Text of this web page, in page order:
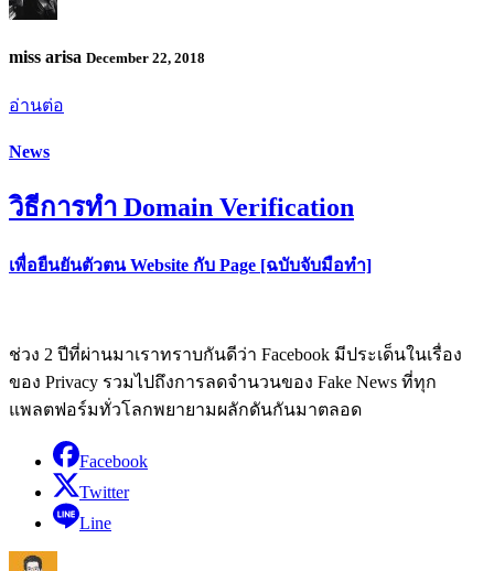
miss arisa December 22, 2018
อ่านต่อ
News
วิธีการทำ Domain Verification
เพื่อยืนยันตัวตน Website กับ Page [ฉบับจับมือทำ]
ช่วง 2 ปีที่ผ่านมาเราทราบกันดีว่า Facebook มีประเด็นในเรื่อง
ของ Privacy รวมไปถึงการลดจำนวนของ Fake News ที่ทุก
แพลตฟอร์มทั่วโลกพยายามผลักดันกันมาตลอด
Facebook
Twitter
Line